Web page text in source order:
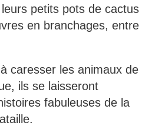
petits pots de cactus
en branchages, entre
caresser les animaux de
ils se laisseront
fabuleuses de la